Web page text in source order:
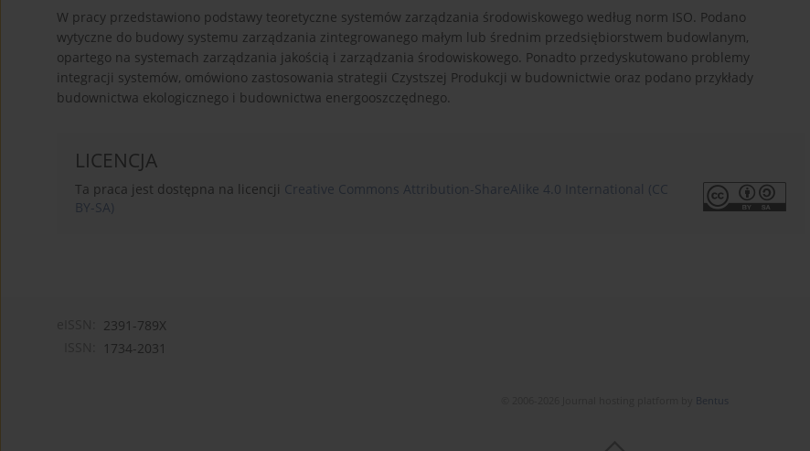
W pracy przedstawiono podstawy teoretyczne systemów zarządzania środowiskowego według norm ISO. Podano
wytyczne do budowy systemu zarządzania zintegrowanego małym lub średnim przedsiębiorstwem budowlanym,
opartego na systemach zarządzania jakością i zarządzania środowiskowego. Ponadto przedyskutowano problemy
integracji systemów, omówiono zastosowania strategii Czystszej Produkcji w budownictwie oraz podano przykłady
budownictwa ekologicznego i budownictwa energooszczędnego.
LICENCJA
Ta praca jest dostępna na licencji Creative Commons Attribution-ShareAlike 4.0 International (CC
BY-SA)
2391-789X
1734-2031
Bentus